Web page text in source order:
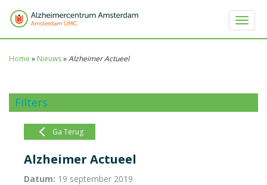
Toggle
Home » Nieuws»Alzheimer Actueel
Filters
Ga Terug
Alzheimer Actueel
Datum: 19 september 2019